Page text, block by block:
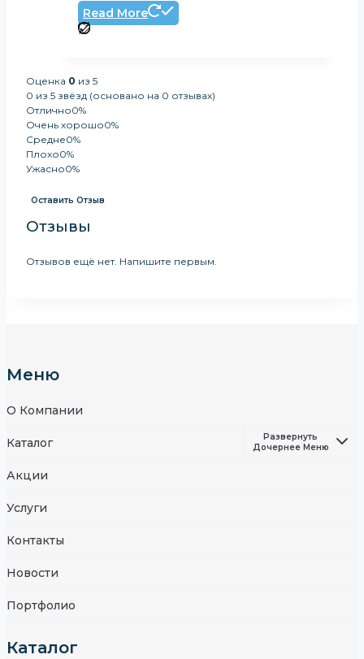
Read More
Оценка 0 из 5
0 из 5 звёзд (основано на 0 отзывах)
Отлично0%
Очень хорошо0%
Средне0%
Плохо0%
Ужасно0%
Оставить Отзыв
Отзывы
Отзывов ещё нет. Напишите первым.
Меню
О Компании
Каталог
Развернуть
Дочернее Меню
Акции
Услуги
Контакты
Новости
Портфолио
Каталог